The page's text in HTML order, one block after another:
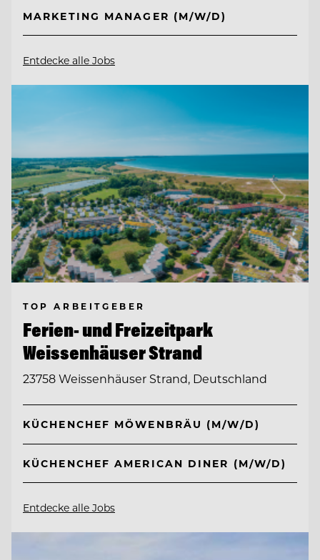
MARKETING MANAGER (M/W/D)
Entdecke alle Jobs
TOP ARBEITGEBER
Ferien- und Freizeitpark
Weissenhäuser Strand
23758 Weissenhäuser Strand, Deutschland
KÜCHENCHEF MÖWENBRÄU (M/W/D)
KÜCHENCHEF AMERICAN DINER (M/W/D)
Entdecke alle Jobs